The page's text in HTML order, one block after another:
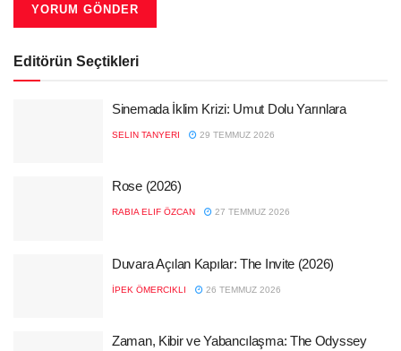
Editörün Seçtikleri
Sinemada İklim Krizi: Umut Dolu Yarınlara
SELIN TANYERI 29 TEMMUZ 2026
Rose (2026)
RABIA ELIF ÖZCAN 27 TEMMUZ 2026
Duvara Açılan Kapılar: The Invite (2026)
İPEK ÖMERCIKLI 26 TEMMUZ 2026
Zaman, Kibir ve Yabancılaşma: The Odyssey